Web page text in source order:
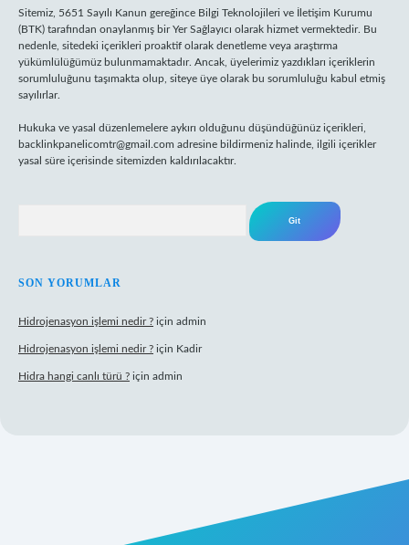
Sitemiz, 5651 Sayılı Kanun gereğince Bilgi Teknolojileri ve İletişim Kurumu
(BTK) tarafından onaylanmış bir Yer Sağlayıcı olarak hizmet vermektedir. Bu
nedenle, sitedeki içerikleri proaktif olarak denetleme veya araştırma
yükümlülüğümüz bulunmamaktadır. Ancak, üyelerimiz yazdıkları içeriklerin
sorumluluğunu taşımakta olup, siteye üye olarak bu sorumluluğu kabul etmiş
sayılırlar.
Hukuka ve yasal düzenlemelere aykırı olduğunu düşündüğünüz içerikleri,
backlinkpanelicomtr@gmail.com adresine bildirmeniz halinde, ilgili içerikler
yasal süre içerisinde sitemizden kaldırılacaktır.
SON YORUMLAR
Hidrojenasyon işlemi nedir ? için admin
Hidrojenasyon işlemi nedir ? için Kadir
Hidra hangi canlı türü ? için admin